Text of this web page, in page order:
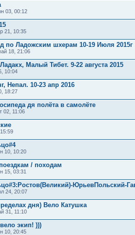
03, 00:12
21, 10:35
по Ладожским шхерам 10-19 Июля 2015г
18, 21:06
Малый Тибет. 9-22 августа 2015
10:04
Непал. 10-23 апр 2016
18:27
дя полёта в самолёте
02, 11:06
10, 10:20
/ походам
15, 03:31
ЮрьевПольский-
24, 20:07
дня) Вело Катушка
31, 11:10
экип! )))
10, 20:45